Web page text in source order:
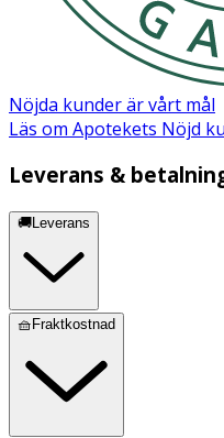
Nöjda kunder är vårt mål
Läs om Apotekets Nöjd
Leverans &
🚚Leverans
🧺Fraktkostnad